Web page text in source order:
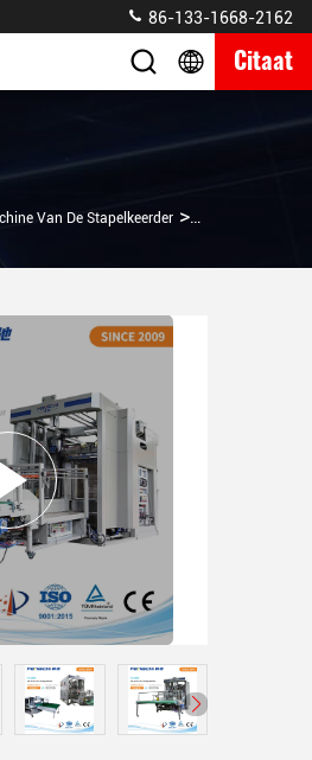
86-133-1668-2162
Citaat
Van De Stapelkeerder >